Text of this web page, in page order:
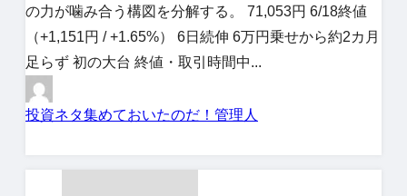
の力が噛み合う構図を分解する。 71,053円 6/18終値
（+1,151円 / +1.65%） 6日続伸 6万円乗せから約2カ月
足らず 初の大台 終値・取引時間中...
投資ネタ集めておいたのだ！管理人